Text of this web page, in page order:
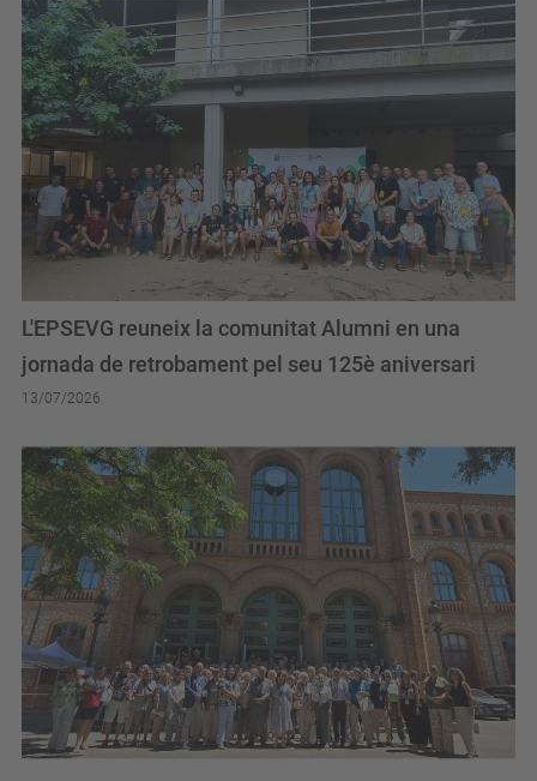
L'EPSEVG reuneix la comunitat Alumni en una
jornada de retrobament pel seu 125è aniversari